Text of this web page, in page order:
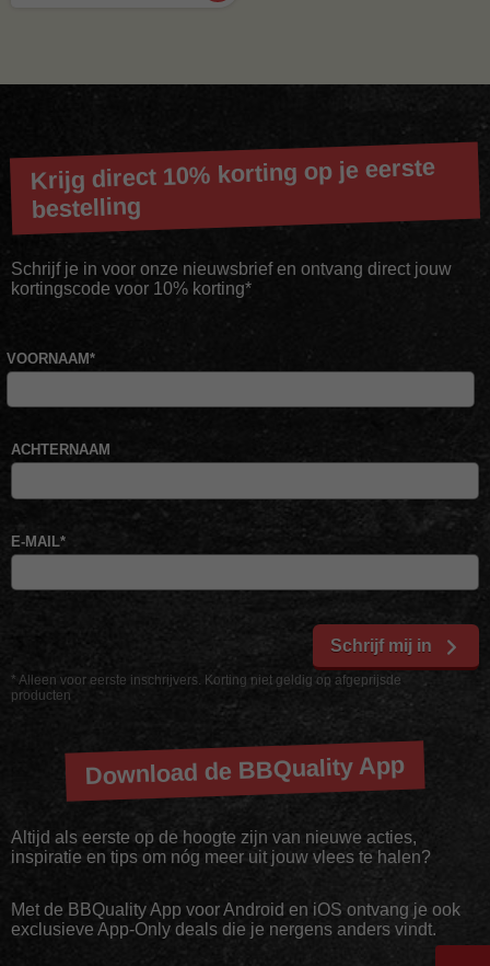
Krijg direct 10% korting op je eerste
bestelling
Schrijf je in voor onze nieuwsbrief en ontvang direct jouw
kortingscode voor 10% korting*
* Alleen voor eerste inschrijvers. Korting niet geldig op afgeprijsde
producten
VOORNAAM*
ACHTERNAAM
E-MAIL*
Schrijf mij in
Download de BBQuality App
Altijd als eerste op de hoogte zijn van nieuwe acties,
inspiratie en tips om nóg meer uit jouw vlees te halen?
Met de BBQuality App voor Android en iOS ontvang je ook
exclusieve App-Only deals die je nergens anders vindt.